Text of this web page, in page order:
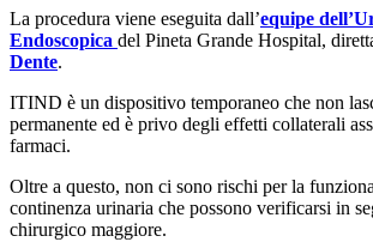
La procedura viene eseguita dall’equipe
Endoscopica del Pineta Grande Hospital,
Dente.
ITIND è un dispositivo temporaneo che non
permanente ed è privo degli effetti collaterali
farmaci.
Oltre a questo, non ci sono rischi per la
continenza urinaria che possono verificarsi in
chirurgico maggiore.